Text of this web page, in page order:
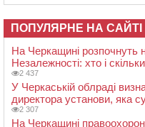
ПОПУЛЯРНЕ НА САЙТІ
На Черкащині розпочнуть
Незалежності: хто і
2 437
У Черкаській облраді
директора установи, яка
2 307
На Черкащині